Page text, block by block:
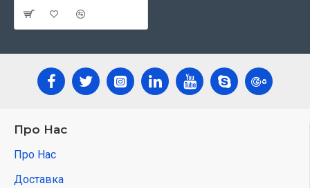
Відповідає вимогам концепції Нової української
Про Нас
Про Нас
Доставка